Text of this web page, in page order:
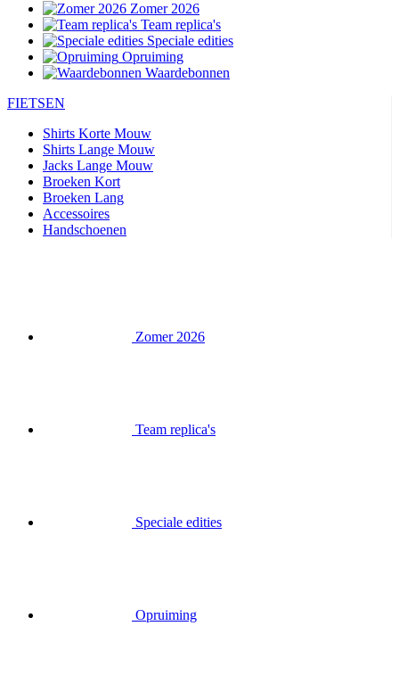
Zomer 2026
Team replica's
Speciale edities
Opruiming
Waardebonnen
FIETSEN
Shirts Korte Mouw
Shirts Lange Mouw
Jacks Lange Mouw
Broeken Kort
Broeken Lang
Accessoires
Handschoenen
Zomer 2026
Team replica's
Speciale edities
Opruiming